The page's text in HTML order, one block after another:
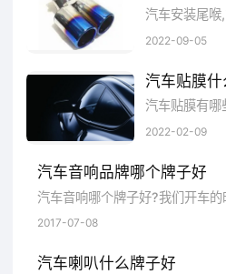
查看详
一路美汽车用品品牌
省 深圳市，在互联网上
美汽车用品旗舰店，让广
到与一路美汽车用品实体
美汽车用品品牌自创立
的喜爱，虽然一路美汽车
错的成绩，但并没有放慢
2022-09-05
汽车贴膜
2022-02-09
汽车音响品牌哪个牌子好
2017-07-08
汽车喇叭什么牌子好